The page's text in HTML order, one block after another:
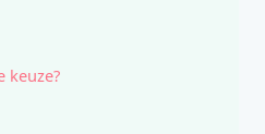
keuze?